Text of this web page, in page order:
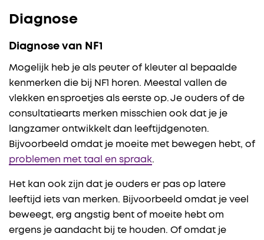
Diagnose
Diagnose van NF1
Mogelijk heb je als peuter of kleuter al bepaalde
kenmerken die bij NF1 horen. Meestal vallen de
vlekken en sproetjes als eerste op. Je ouders of de
consultatiearts merken misschien ook dat je je
langzamer ontwikkelt dan leeftijdgenoten.
Bijvoorbeeld omdat je moeite met bewegen hebt, of
problemen met taal en spraak.
Het kan ook zijn dat je ouders er pas op latere
leeftijd iets van merken. Bijvoorbeeld omdat je veel
beweegt, erg angstig bent of moeite hebt om
ergens je aandacht bij te houden. Of omdat je